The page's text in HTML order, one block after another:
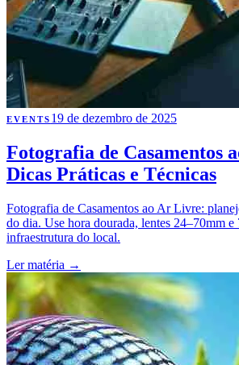
EVENTS 19 de dezembro de 2025
Fotografia de Casamentos
Dicas Práticas e Técnicas
Fotografia de Casamentos ao Ar Livre:
do dia. Use hora dourada, lentes 24–70mm
infraestrutura do local.
Ler matéria →